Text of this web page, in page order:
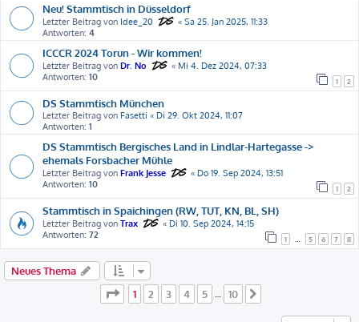
Neu! Stammtisch in Düsseldorf
Letzter Beitrag von Idee_20 « Sa 25. Jan 2025, 11:33
Antworten: 4
ICCCR 2024 Torun - Wir kommen!
Letzter Beitrag von Dr. No « Mi 4. Dez 2024, 07:33
Antworten: 10 1 2
DS Stammtisch München
Letzter Beitrag von Fasetti « Di 29. Okt 2024, 11:07
Antworten: 1
DS Stammtisch Bergisches Land in Lindlar-Hartegasse ->
ehemals Forsbacher Mühle
Letzter Beitrag von Frank Jesse « Do 19. Sep 2024, 13:51
Antworten: 10 1 2
Stammtisch in Spaichingen (RW, TUT, KN, BL, SH)
Letzter Beitrag von Trax « Di 10. Sep 2024, 14:15
Antworten: 72 1 5 6 7 8
Neues Thema
Seite
1von
1 2 3 4 5 … 10